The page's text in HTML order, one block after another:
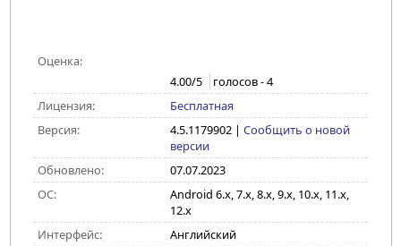
Оценка:
4.00/5 голосов -4
Лицензия:
Бесплатная
Версия:
4.5.1179902| Сообщить о новой
версии
Обновлено:
07.07.2023
ОС:
Android 6.x, 7.x, 8.x, 9.x, 10.x, 11.x,
12.x
Интерфейс:
Английский